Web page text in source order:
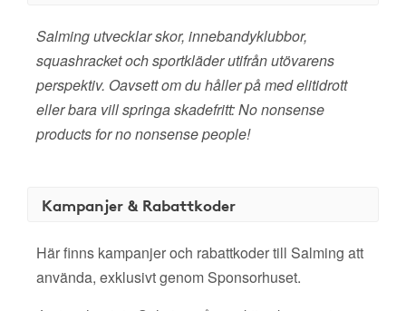
Salming utvecklar skor, innebandyklubbor,
squashracket och sportkläder utifrån utövarens
perspektiv. Oavsett om du håller på med elitidrott
eller bara vill springa skadefritt: No nonsense
products for no nonsense people!
Kampanjer & Rabattkoder
Här finns kampanjer och rabattkoder till Salming att
använda, exklusivt genom Sponsorhuset.